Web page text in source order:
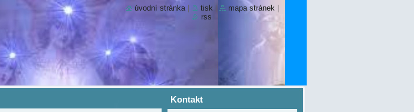
Kontakt
úvodní stránka tisk mapa stránek
rss